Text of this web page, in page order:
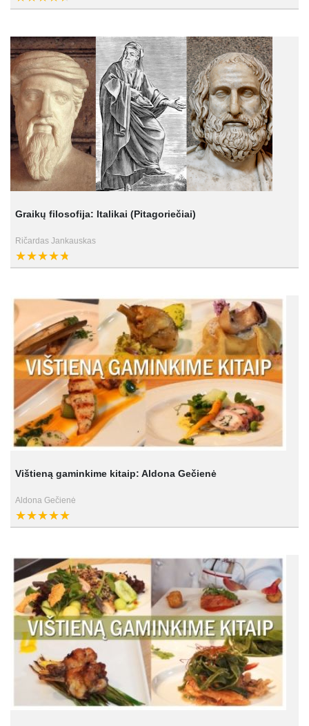
Graikų filosofija: Italikai (Pitagoriečiai)
Ričardas Jankauskas
Vištieną gaminkime kitaip: Aldona Gečienė
Aldona Gečienė